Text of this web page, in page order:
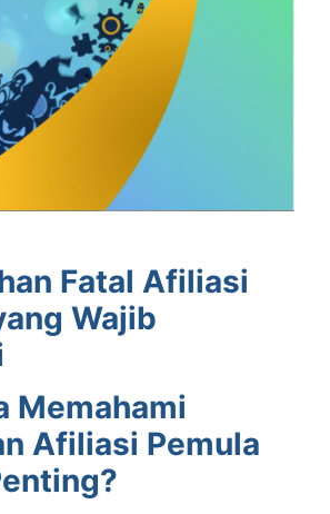
Fatal Afiliasi
Wajib
Memahami
Afiliasi Pemula